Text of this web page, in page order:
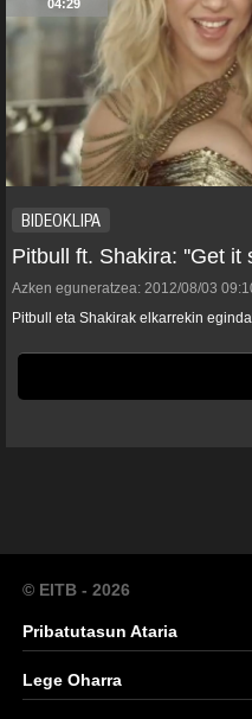
04:29
BIDEOKLIPA
Pitbull ft. Shakira: ''Get it
Azken eguneratzea: 2012/08/03
Pitbull eta Shakirak elkarrekin
© EITB - 2026
Pribatutasun Ataria
Lege Oharra